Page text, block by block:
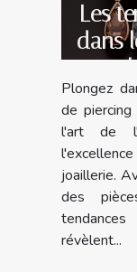
Les
dans
Plongez
de
l'art de
joaillerie.
des
révèlent...